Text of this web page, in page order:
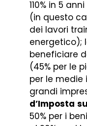
110% in 5
(in questo
dei lavori
energetico);
beneficiare
(45% per le
per le medie
grandi
d’Imposta
50% per i